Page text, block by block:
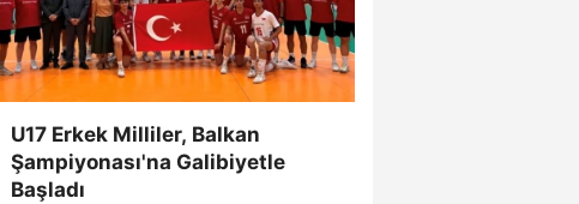
U17 Erkek Milliler, Balkan
Şampiyonası'na Galibiyetle
Başladı